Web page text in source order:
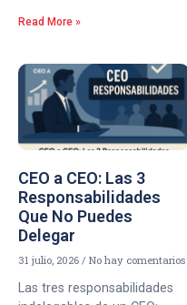
Read More »
CEO a CEO: Las 3
Responsabilidades
Que No Puedes
Delegar
31 julio, 2026 No hay comentarios
Las tres responsabilidades